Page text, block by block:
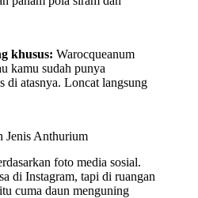
khusus: Warocqueanum
kamu sudah punya
di atasnya. Loncat langsung
Jenis Anthurium
foto media sosial.
di Instagram, tapi di ruangan
cuma daun menguning